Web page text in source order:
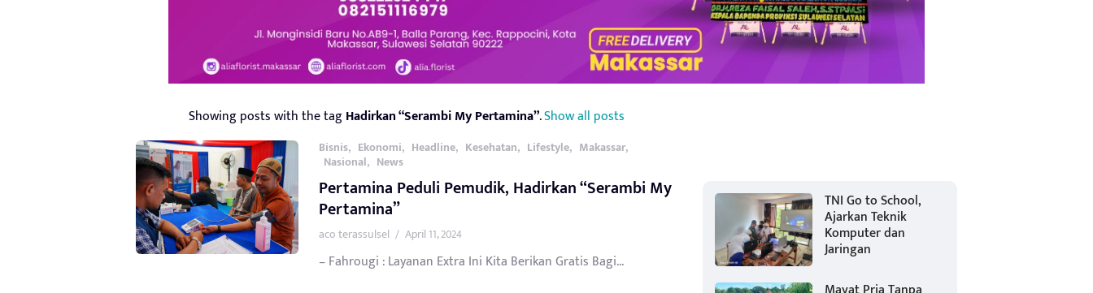
Showing posts with the tagHadirkan “Serambi My Pertamina”.Show all posts
Bisnis, Ekonomi, Headline, Kesehatan, Lifestyle, Makassar,
Nasional, News
Pertamina Peduli Pemudik, Hadirkan “Serambi My
Pertamina”
aco terassulsel / April 11, 2024
– Fahrougi : Layanan Extra Ini Kita Berikan Gratis Bagi...
TNI Go to School,
Ajarkan Teknik
Komputer dan
Jaringan